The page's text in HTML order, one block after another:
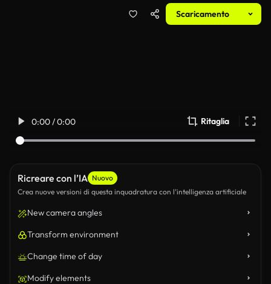
Scaricamento
0:00 / 0:00 Ritaglia
Ricreare con l’IA Nuovo
Crea nuove versioni di questa inquadratura con l’intelligenza artificiale
New camera angles
Transform environment
Change time of day
Modify elements